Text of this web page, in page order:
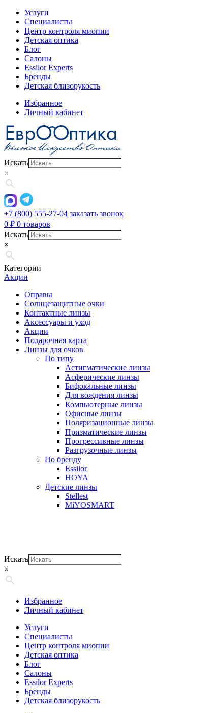
Услуги
Специалисты
Центр контроля миопии
Детская оптика
Блог
Салоны
Essilor Experts
Бренды
Детская близорукость
Избранное
Личный кабинет
Искать
×
+7 (800) 555-27-04 заказать звонок
0 ₽ 0 товаров
Искать
×
Категории
Акции
Оправы
Солнцезащитные очки
Контактные линзы
Аксессуары и уход
Акции
Подарочная карта
Линзы для очков
По типу
Астигматические линзы
Асферические линзы
Бифокальные линзы
Для вождения линзы
Компьютерные линзы
Офисные линзы
Поляризационные линзы
Призматические линзы
Прогрессивные линзы
Разгрузочные линзы
По бренду
Essilor
HOYA
Детские линзы
Stellest
MiYOSMART
Искать
×
Избранное
Личный кабинет
Услуги
Специалисты
Центр контроля миопии
Детская оптика
Блог
Салоны
Essilor Experts
Бренды
Детская близорукость